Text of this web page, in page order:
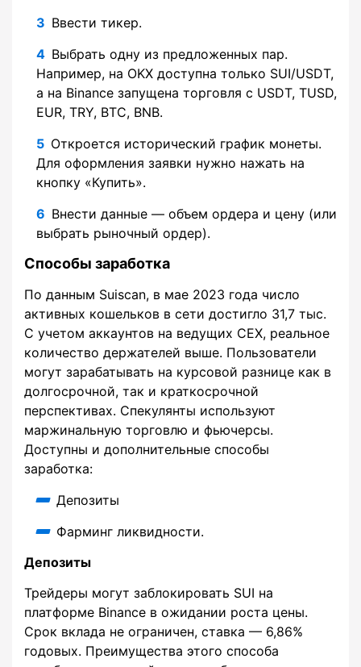
Ввести тикер.
Выбрать одну из предложенных пар.
Например, на OKX доступна только SUI/USDT,
а на Binance запущена торговля с USDT, TUSD,
EUR, TRY, BTC, BNB.
Откроется исторический график монеты.
Для оформления заявки нужно нажать на
кнопку «Купить».
Внести данные — объем ордера и цену (или
выбрать рыночный ордер).
Способы заработка
По данным Suiscan, в мае 2023 года число
активных кошельков в сети достигло 31,7 тыс.
С учетом аккаунтов на ведущих CEX, реальное
количество держателей выше. Пользователи
могут зарабатывать на курсовой разнице как в
долгосрочной, так и краткосрочной
перспективах. Спекулянты используют
маржинальную торговлю и фьючерсы.
Доступны и дополнительные способы
заработка:
Депозиты
Фарминг ликвидности.
Депозиты
Трейдеры могут заблокировать SUI на
платформе Binance в ожидании роста цены.
Срок вклада не ограничен, ставка — 6,86%
годовых. Преимущества этого способа